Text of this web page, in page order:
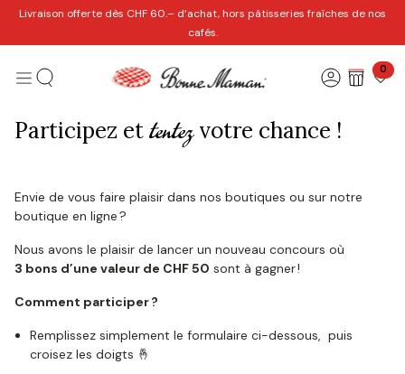
Se rendre au contenu
Livraison offerte dès CHF 60.– d’achat, hors pâtisseries fraîches de nos
cafés.
0
Participez ettentezvotre chance !
Envie de vous faire plaisir dans nos boutiques ou sur notre
boutique en ligne ?
Nous avons le plaisir de lancer un nouveau concours où
3 bons d’une valeur de CHF 50 sont à gagner !
Comment participer ?
Remplissez simplement le formulaire ci-dessous, puis
croisez les doigts 🤞